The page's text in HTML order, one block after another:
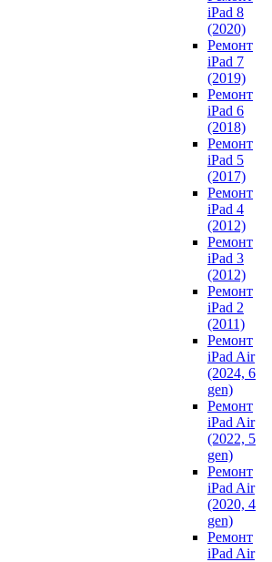
iPad 8
(2020)
Ремонт
iPad 7
(2019)
Ремонт
iPad 6
(2018)
Ремонт
iPad 5
(2017)
Ремонт
iPad 4
(2012)
Ремонт
iPad 3
(2012)
Ремонт
iPad 2
(2011)
Ремонт
iPad Air
(2024, 6
gen)
Ремонт
iPad Air
(2022, 5
gen)
Ремонт
iPad Air
(2020, 4
gen)
Ремонт
iPad Air